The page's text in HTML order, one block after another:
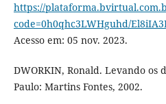
https://
code=0h0qhc3LWHguhd/
Acesso em: 05 nov. 2023.
DWORKIN, Ronald. Levando os
Paulo: Martins Fontes, 2002.